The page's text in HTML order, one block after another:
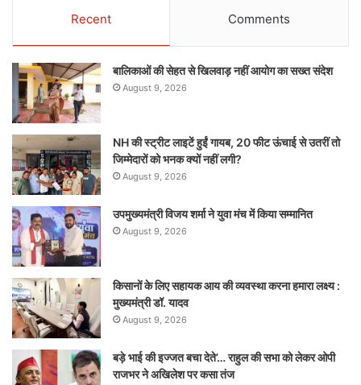
Recent Comments
बालिकाओं की सेहत से खिलवाड़ नहीं आयोग का सख्त संदेश
August 9, 2026
NH की स्ट्रीट लाइटें हुईं गायब, 20 फीट ऊंचाई से उतरीं तो
जिम्मेदारों को भनक क्यों नहीं लगी?
August 9, 2026
उपमुख्यमंत्री विजय शर्मा ने युवा मंच में किया सम्मानित
August 9, 2026
किसानों के लिए सहायक आय की व्यवस्था करना हमारा लक्ष्य :
मुख्यमंत्री डॉ. यादव
August 9, 2026
बड़े भाई की इज्जत बचा देते’… राहुल की सभा को लेकर ओपी
राजभर ने अखिलेश पर कसा तंज